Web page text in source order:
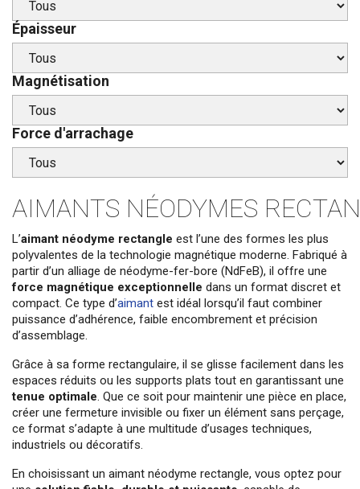
Épaisseur
Magnétisation
Force d'arrachage
AIMANTS NÉODYMES
L’aimant néodyme rectangle est l’une des formes les plus
polyvalentes de la technologie magnétique moderne. Fabriqué à
partir d’un alliage de néodyme-fer-bore (NdFeB), il offre une
force magnétique exceptionnelle dans un format discret et
compact. Ce type d’aimant est idéal lorsqu’il faut combiner
puissance d’adhérence, faible encombrement et précision
d’assemblage.
Grâce à sa forme rectangulaire, il se glisse facilement dans les
espaces réduits ou les supports plats tout en garantissant une
tenue optimale . Que ce soit pour maintenir une pièce en place,
créer une fermeture invisible ou fixer un élément sans perçage,
ce format s’adapte à une multitude d’usages techniques,
industriels ou décoratifs.
En choisissant un aimant néodyme rectangle, vous optez pour